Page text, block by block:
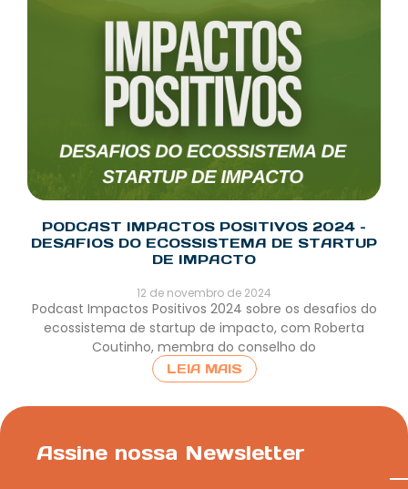
PODCAST IMPACTOS POSITIVOS 2024 –
DESAFIOS DO ECOSSISTEMA DE STARTUP
DE IMPACTO
12 de novembro de 2024
Podcast Impactos Positivos 2024 sobre os desafios do
ecossistema de startup de impacto, com Roberta
Coutinho, membra do conselho do
LEIA MAIS
Assine nossa Newsletter